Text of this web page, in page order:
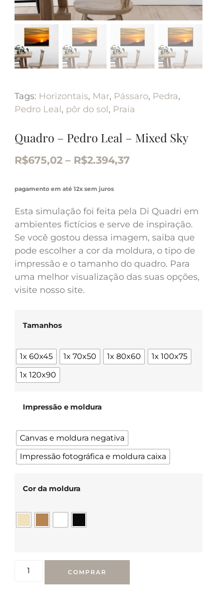
Tags: Horizontais, Mar, Pássaro, Pedra,
Pedro Leal, pôr do sol, Praia
Quadro – Pedro Leal – Mixed Sky
R$675,02 – R$2.394,37
pagamento em até 12x sem juros
Esta simulação foi feita pela Di Quadri em
ambientes fictícios e serve de inspiração.
Se você gostou dessa imagem, saiba que
pode escolher a cor da moldura, o tipo de
impressão e o tamanho do quadro. Para
uma melhor visualização das suas opções,
visite nosso site.
Tamanhos
1x 60x45 1x 70x50 1x 80x60
1x 100x75
1x 120x90
Impressão e moldura
Canvas e moldura negativa
Impressão fotográfica e moldura caixa
Cor da moldura
COMPRAR